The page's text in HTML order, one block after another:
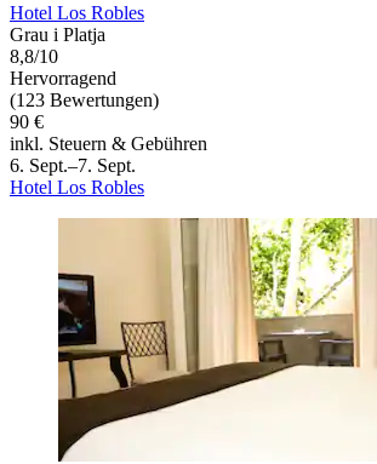
Hotel Los Robles
Grau i Platja
8,8/10
Hervorragend
(123 Bewertungen)
90 €
inkl. Steuern & Gebühren
6. Sept.–7. Sept.
Hotel Los Robles